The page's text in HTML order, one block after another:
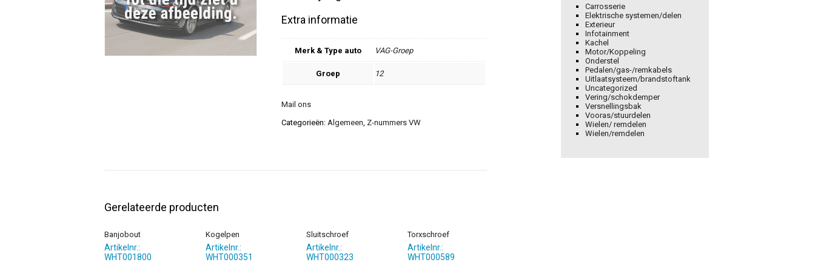
Extra informatie
Merk & Type auto VAG-Groep
Groep 12
Mail ons
Categorieën:Algemeen, Z-nummers VW
Gerelateerde producten
Banjobout
Artikelnr.:
WHT001800
Kogelpen
Artikelnr.:
WHT000351
Sluitschroef
Artikelnr.:
WHT000323
Torxschroef
Artikelnr.:
WHT000589
Carrosserie
Elektrische systemen/delen
Exterieur
Infotainment
Kachel
Motor/Koppeling
Onderstel
Pedalen/gas-/remkabels
Uitlaatsysteem/brandstoftank
Uncategorized
Vering/schokdemper
Versnellingsbak
Vooras/stuurdelen
Wielen/ remdelen
Wielen/remdelen